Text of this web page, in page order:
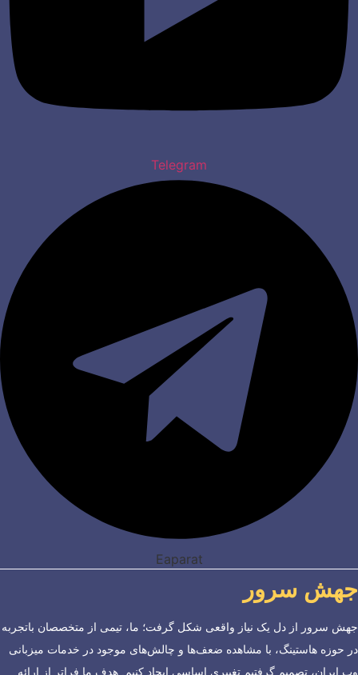
Telegram
Eaparat
جهش سرور
جهش سرور از دل یک نیاز واقعی شکل گرفت؛ ما، تیمی از متخصصان باتجربه
در حوزه هاستینگ، با مشاهده ضعف‌ها و چالش‌های موجود در خدمات میزبانی
وب ایران، تصمیم گرفتیم تغییری اساسی ایجاد کنیم. هدف ما فراتر از ارائه